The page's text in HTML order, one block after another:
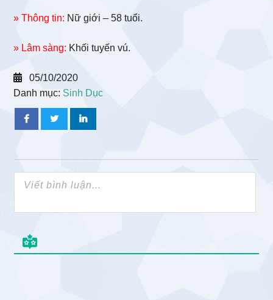
» Thông tin: Nữ giới – 58 tuổi.
» Lâm sàng: Khối tuyến vú.
05/10/2020
Danh mục: Sinh Dục